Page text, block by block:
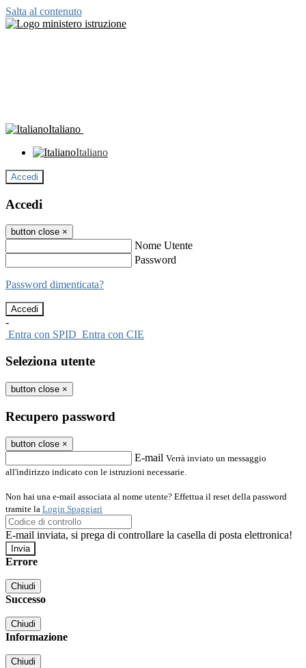
Salta al contenuto
Italiano
Italiano
Accedi
Accedi
button close ×
Nome Utente
Password
Password dimenticata?
-
Entra con SPID Entra con CIE
Seleziona utente
button close ×
Recupero password
button close ×
E-mail Verrà inviato un messaggio
all'indirizzo indicato con le istruzioni necessarie.
Non hai una e-mail associata al nome utente? Effettua il reset della password
tramite la Login Spaggiari
E-mail inviata, si prega di controllare la casella di posta elettronica!
Errore
Chiudi
Successo
Chiudi
Informazione
Chiudi